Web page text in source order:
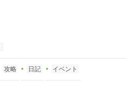
攻略 日記 イベント